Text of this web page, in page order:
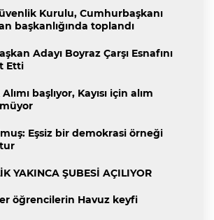
Kurulu, Cumhurbaşkanı
başkanlığında toplandı
Adayı Boyraz Çarşı Esnafını
Etti
Alımı başlıyor, Kayısı için alım
Eşsiz bir demokrasi örneği
YAKINCA ŞUBESİ AÇILIYOR
öğrencilerin Havuz keyfi